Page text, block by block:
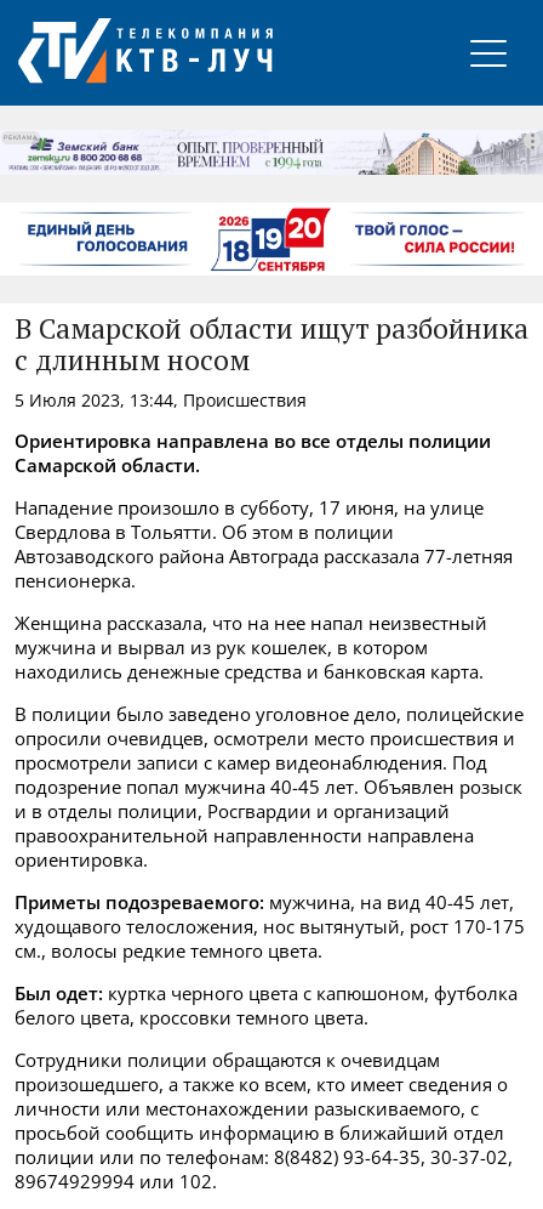
РЕКЛАМА
В Самарской области ищут разбойника
с длинным носом
5 Июля 2023, 13:44, Происшествия
Ориентировка направлена во все отделы полиции
Самарской области.
Нападение произошло в субботу, 17 июня, на улице
Свердлова в Тольятти. Об этом в полиции
Автозаводского района Автограда рассказала 77-летняя
пенсионерка.
Женщина рассказала, что на нее напал неизвестный
мужчина и вырвал из рук кошелек, в котором
находились денежные средства и банковская карта.
В полиции было заведено уголовное дело, полицейские
опросили очевидцев, осмотрели место происшествия и
просмотрели записи с камер видеонаблюдения. Под
подозрение попал мужчина 40-45 лет. Объявлен розыск
и в отделы полиции, Росгвардии и организаций
правоохранительной направленности направлена
ориентировка.
Приметы подозреваемого: мужчина, на вид 40-45 лет,
худощавого телосложения, нос вытянутый, рост 170-175
см., волосы редкие темного цвета.
Был одет: куртка черного цвета с капюшоном, футболка
белого цвета, кроссовки темного цвета.
Сотрудники полиции обращаются к очевидцам
произошедшего, а также ко всем, кто имеет сведения о
личности или местонахождении разыскиваемого, с
просьбой сообщить информацию в ближайший отдел
полиции или по телефонам: 8(8482) 93-64-35, 30-37-02,
89674929994 или 102.